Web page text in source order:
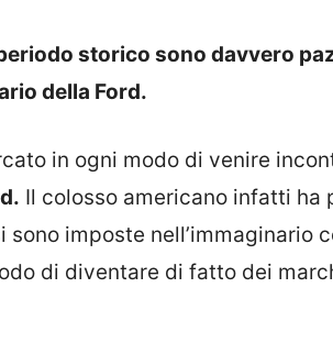
storico sono davvero
della Ford.
in ogni modo di venire
Il colosso americano infatti ha
imposte nell’immaginario
di diventare di fatto dei